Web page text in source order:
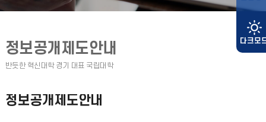
정보공개제도안내
정보공개제도안내